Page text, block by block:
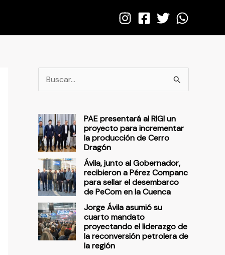
u
c
a
p
o
r
:
PAE presentará al RIGI un
proyecto para incrementar
la producción de Cerro
Dragón
Ávila, junto al Gobernador,
recibieron a Pérez Companc
para sellar el desembarco
de PeCom en la Cuenca
Jorge Ávila asumió su
cuarto mandato
proyectando el liderazgo de
la reconversión petrolera de
la región